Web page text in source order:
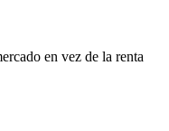
en vez de la renta